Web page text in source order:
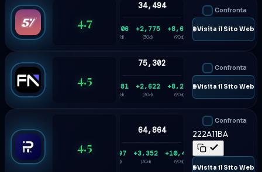
4.7
34,494
+706
(7d)
+2,775
(30d)
+8,614
(90d)
Confronta
🌐 Visita il Sito Web
4.5
75,302
+681
(7d)
+2,622
(30d)
+8,206
(90d)
Confronta
🌐 Visita il Sito Web
4.5
64,864
+897
(7d)
+3,352
(30d)
+10,434
(90d)
Confronta
222A11BA
🌐 Visita il Sito Web